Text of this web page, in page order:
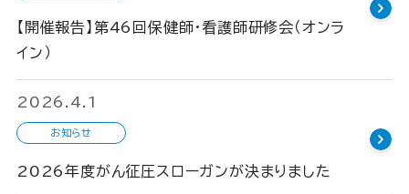
【開催報告】第46回保健師・看護師研修会（オンラ
イン）
2026.4.1
お知らせ
2026年度がん征圧スローガンが決まりました